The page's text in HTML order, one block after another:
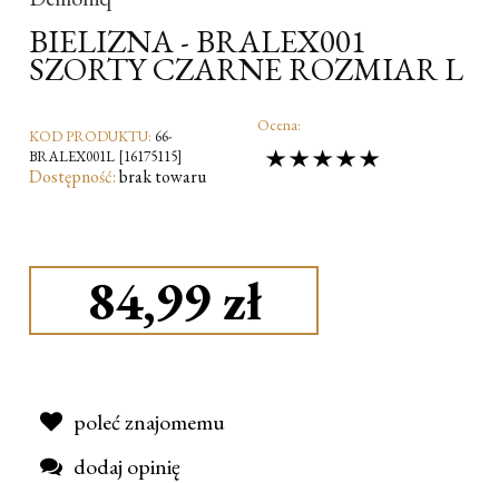
BIELIZNA - BRALEX001
SZORTY CZARNE ROZMIAR L
KOD PRODUKTU: 66-
BRALEX001L [16175115]
Dostępność:brak towaru
Ocena:
84,99 zł
poleć znajomemu
dodaj opinię